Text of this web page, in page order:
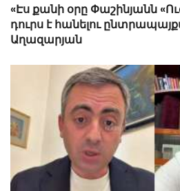
«Էս քանի օրը Փաշինյանն
դուրս է հանելու
Աղազարյան